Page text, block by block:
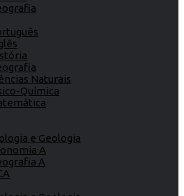
Naturais
Química
e Geologia
A
A